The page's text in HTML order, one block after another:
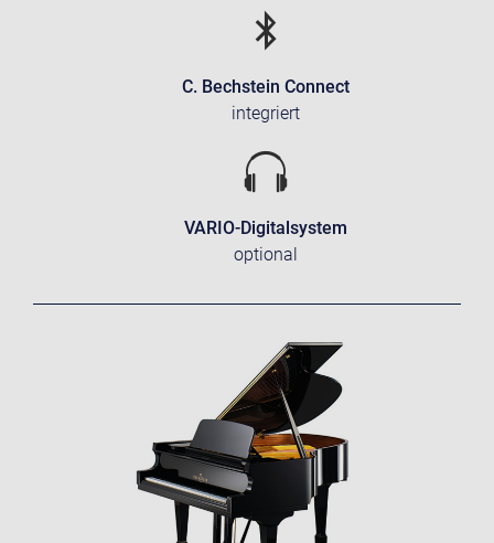
C. Bechstein Connect
integriert
VARIO-Digitalsystem
optional